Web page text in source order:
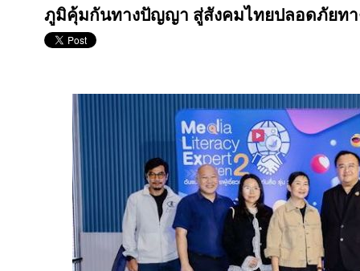
ภูมิคุ้มกันทางปัญญา สู่สังคมไทยปลอดภัยทา